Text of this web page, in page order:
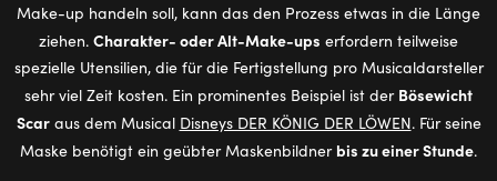
Make-up handeln soll, kann das den Prozess etwas in die Länge
ziehen. Charakter- oder Alt-Make-ups erfordern teilweise
spezielle Utensilien, die für die Fertigstellung pro Musicaldarsteller
sehr viel Zeit kosten. Ein prominentes Beispiel ist der Bösewicht
Scaraus dem Musical Disneys DER KÖNIG DER LÖWEN. Für seine
Maske benötigt ein geübter Maskenbildner bis zu einer Stunde.